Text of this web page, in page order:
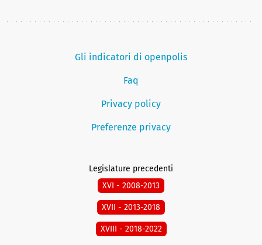
Gli indicatori di openpolis
Faq
Privacy policy
Preferenze privacy
Legislature precedenti
XVI - 2008-2013
XVII - 2013-2018
XVIII - 2018-2022